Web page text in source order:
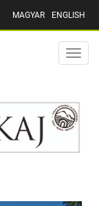
MAGYAR ENGLISH
Toggle